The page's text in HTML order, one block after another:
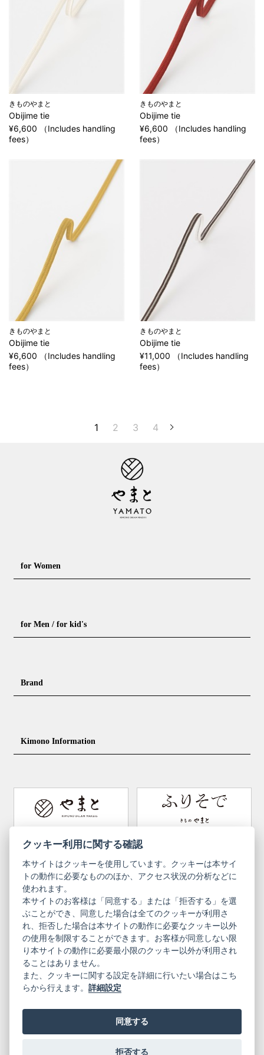
きものやまと
Obijime tie
¥6,600 （Includes handling
fees）
きものやまと
Obijime tie
¥6,600 （Includes handling
fees）
きものやまと
Obijime tie
¥6,600 （Includes handling
fees）
きものやまと
Obijime tie
¥11,000 （Includes handling
fees）
1 2 3 4
for Women
Casual kimono Outerwear
Footwear ＆ bag
Convenient item Machining options
Obi (made in Okinawa)
for Men / for kid's
Men's Yukata Obi for men
Brand
Y. & SONS THE YARD
Kimono Information
Yamato Brand Website
Newsletter User Guide
Privacy Policy Inquiries
Information Pursuant to the Act on
Specified Commercial Transactions Terms of Use
English Japanese
© 2019 YAMATO CO, LTD.
クッキー利用に関する確認
本サイトはクッキーを使用しています。クッキーは本サイ
トの動作に必要なもののほか、アクセス状況の分析などに
使われます。
本サイトのお客様は「同意する」または「拒否する」を選
ぶことができ、同意した場合は全てのクッキーが利用さ
れ、拒否した場合は本サイトの動作に必要なクッキー以外
の使用を制限することができます。お客様が同意しない限
り本サイトの動作に必要最小限のクッキー以外が利用され
ることはありません。
また、クッキーに関する設定を詳細に行いたい場合はこち
らから行えます。詳細設定
同意する
拒否する